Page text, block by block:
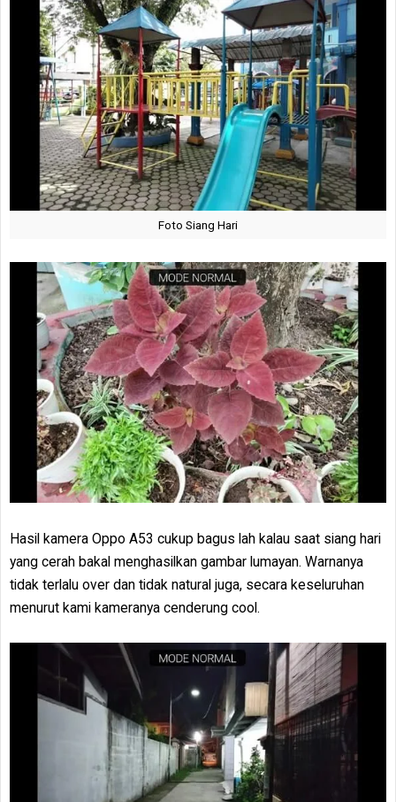
Foto Siang Hari
Hasil kamera Oppo A53 cukup bagus lah kalau saat siang hari
yang cerah bakal menghasilkan gambar lumayan. Warnanya
tidak terlalu over dan tidak natural juga, secara keseluruhan
menurut kami kameranya cenderung cool.